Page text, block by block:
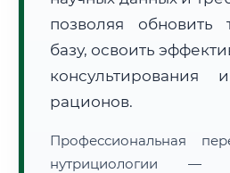
📜 Документы и аккредитация
🔍Нажмите на документ для
позволяя обновить
базу, освоить
консультирования
рационов.
Профессиональная
нутрициологии —